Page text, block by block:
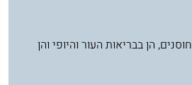
משלבת את שיטת שלושת הרבדים שפיתחתי, המעניקה 3 חוסנים, הן בבריאות העור והיופי והן